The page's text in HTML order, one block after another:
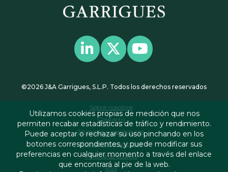
©2026 J&A Garrigues, S.L.P. Todos los derechos reservados
Sobre nosotros
Contacto
Términos y condiciones
Política de privacidad
Política de cookies
RSS
Utilizamos cookies propias de medición que nos
permiten recabar estadísticas de tráfico y rendimiento.
Puede aceptar o rechazar su uso pinchando en los
botones correspondientes, y puede modificar sus
preferencias en cualquier momento a través del enlace
que encontrará al pie de la web.